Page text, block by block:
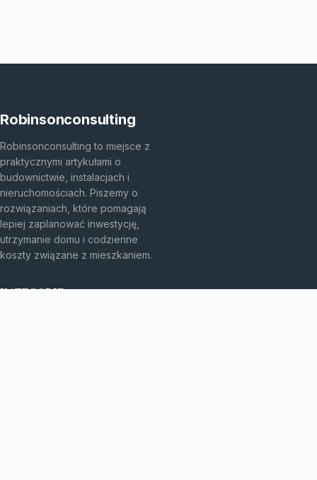
Robinsonconsulting
Robinsonconsulting to miejsce z
praktycznymi artykułami o
budownictwie, instalacjach i
nieruchomościach. Piszemy o
rozwiązaniach, które pomagają
lepiej zaplanować inwestycję,
utrzymanie domu i codzienne
koszty związane z mieszkaniem.
KATEGORIE